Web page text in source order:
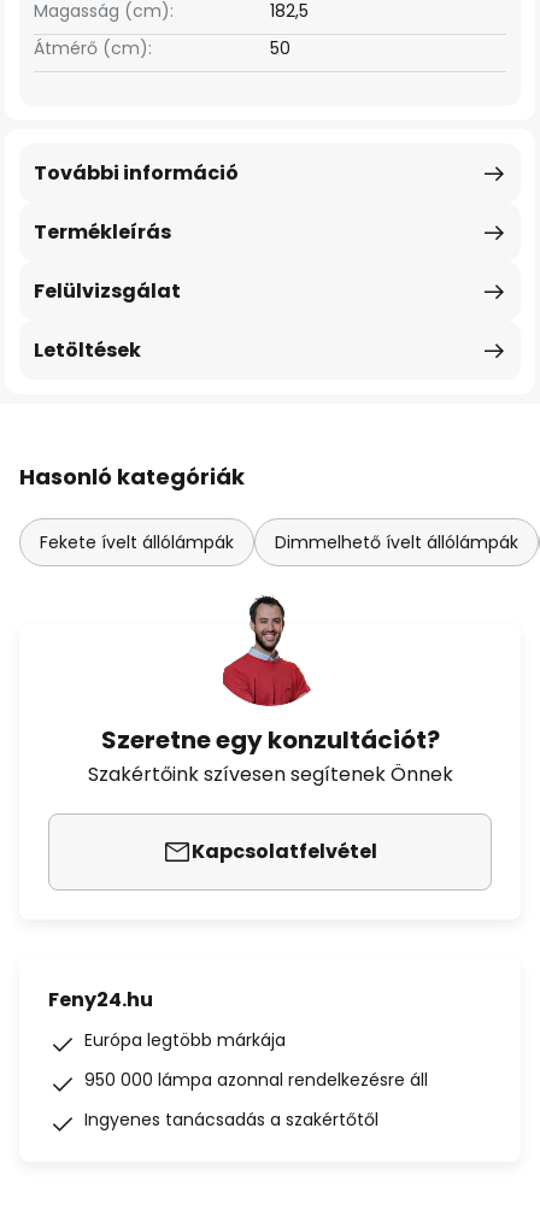
Magasság (cm):
182,5
Átmérő (cm):
50
Termékleírás
További információ
Felülvizsgálat
Letöltések
Hasonló kategóriák
Fekete ívelt állólámpák Dimmelhető ívelt állólámpák
Szeretne egy konzultációt?
Szakértőink szívesen segítenek Önnek
Kapcsolatfelvétel
Feny24.hu
Európa legtöbb márkája
950 000 lámpa azonnal rendelkezésre áll
Ingyenes tanácsadás a szakértőtől